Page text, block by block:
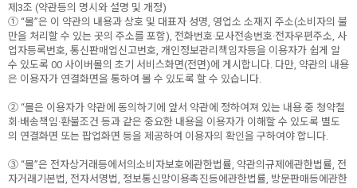
제3조 (약관등의 명시와 설명 및 개정)
① “몰”은 이 약관의 내용과 상호 및 대표자 성명, 영업소 소재지 주소(소비자의 불
만을 처리할 수 있는 곳의 주소를 포함), 전화번호·모사전송번호·전자우편주소, 사
업자등록번호, 통신판매업신고번호, 개인정보관리책임자등을 이용자가 쉽게 알
수 있도록 00 사이버몰의 초기 서비스화면(전면)에 게시합니다. 다만, 약관의 내용
은 이용자가 연결화면을 통하여 볼 수 있도록 할 수 있습니다.
② “몰은 이용자가 약관에 동의하기에 앞서 약관에 정하여져 있는 내용 중 청약철
회·배송책임·환불조건 등과 같은 중요한 내용을 이용자가 이해할 수 있도록 별도
의 연결화면 또는 팝업화면 등을 제공하여 이용자의 확인을 구하여야 합니다.
③ “몰”은 전자상거래등에서의소비자보호에관한법률, 약관의규제에관한법률, 전
자거래기본법, 전자서명법, 정보통신망이용촉진등에관한법률, 방문판매등에관한